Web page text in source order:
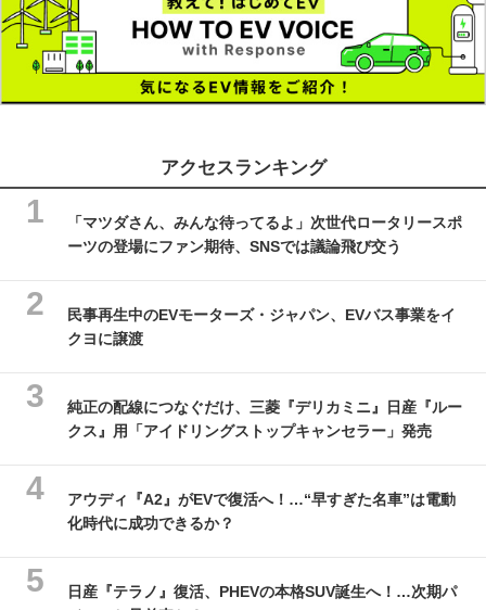
アクセスランキング
「マツダさん、みんな待ってるよ」次世代ロータリースポ
ーツの登場にファン期待、SNSでは議論飛び交う
民事再生中のEVモーターズ・ジャパン、EVバス事業をイ
クヨに譲渡
純正の配線につなぐだけ、三菱『デリカミニ』日産『ルー
クス』用「アイドリングストップキャンセラー」発売
アウディ『A2』がEVで復活へ！…“早すぎた名車”は電動
化時代に成功できるか？
日産『テラノ』復活、PHEVの本格SUV誕生へ！…次期パ